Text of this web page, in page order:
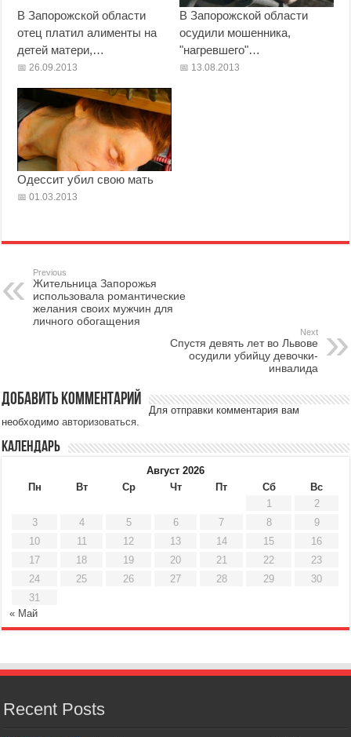
В Запорожской области
отец платил алименты на
детей матери,…
26.09.2013
В Запорожской области
осудили мошенника,
"нагревшего"…
13.08.2013
Одессит убил свою мать
01.03.2013
Previous
Жительница Запорожья
использовала романтические
желания своих мужчин для
личного обогащения
Next
Спустя девять лет во Львове
осудили убийцу девочки-
инвалида
Добавить комментарий
Для отправки комментария вам
необходимоавторизоваться.
Календарь
Август 2026
Пн
Вт Ср Чт Пт Сб
Вс
1
2
3
4 5 6 7 8
9
10
11 12 13 14 15
16
17
18 19 20 21 22
23
24
25 26 27 28 29
30
31
« Май
Recent Posts